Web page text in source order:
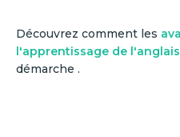
Découvrez comment les
l'apprentissage de l'anglais
démarche .